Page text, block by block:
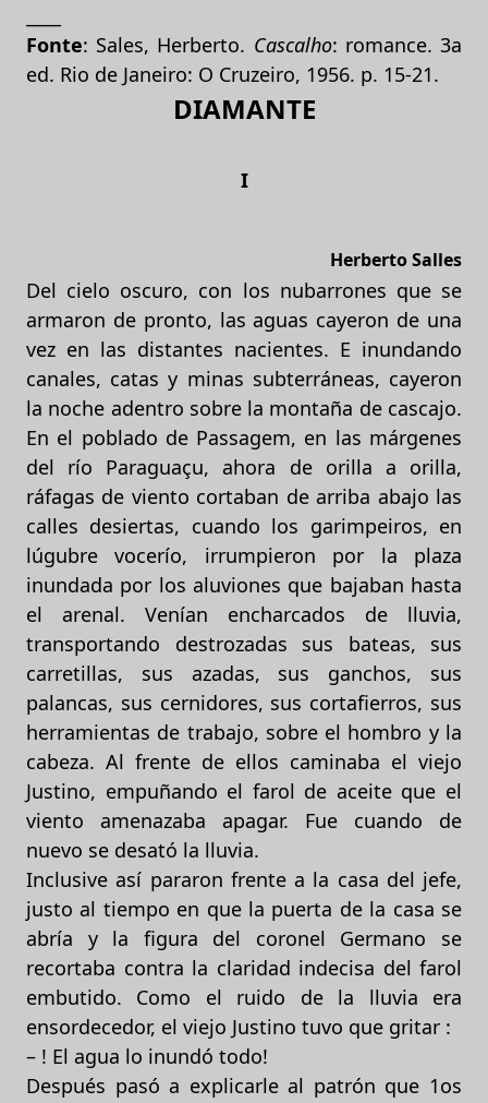
Fonte: Sales, Herberto. Cascalho: romance. 3a
ed. Rio de Janeiro: O Cruzeiro, 1956. p. 15-21.
DIAMANTE
I
Herberto Salles
Del cielo oscuro, con los nubarrones que se
armaron de pronto, las aguas cayeron de una
vez en las distantes nacientes. E inundando
canales, catas y minas subterráneas, cayeron
la noche adentro sobre la montaña de cascajo.
En el poblado de Passagem, en las márgenes
del río Paraguaçu, ahora de orilla a orilla,
ráfagas de viento cortaban de arriba abajo las
calles desiertas, cuando los garimpeiros, en
lúgubre vocerío, irrumpieron por la plaza
inundada por los aluviones que bajaban hasta
el arenal. Venían encharcados de lluvia,
transportando destrozadas sus bateas, sus
carretillas, sus azadas, sus ganchos, sus
palancas, sus cernidores, sus cortafierros, sus
herramientas de trabajo, sobre el hombro y la
cabeza. Al frente de ellos caminaba el viejo
Justino, empuñando el farol de aceite que el
viento amenazaba apagar. Fue cuando de
nuevo se desató la lluvia.
Inclusive así pararon frente a la casa del jefe,
justo al tiempo en que la puerta de la casa se
abría y la figura del coronel Germano se
recortaba contra la claridad indecisa del farol
embutido. Como el ruido de la lluvia era
ensordecedor, el viejo Justino tuvo que gritar :
– ! El agua lo inundó todo!
Después pasó a explicarle al patrón que 1os